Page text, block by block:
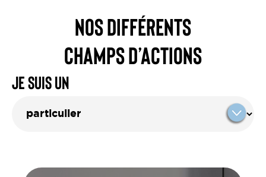
NOS DIFFÉRENTS
CHAMPS D’ACTIONS
Je suis un